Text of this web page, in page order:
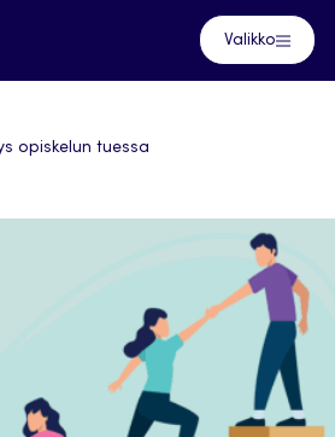
Valikko
opiskelun tuessa